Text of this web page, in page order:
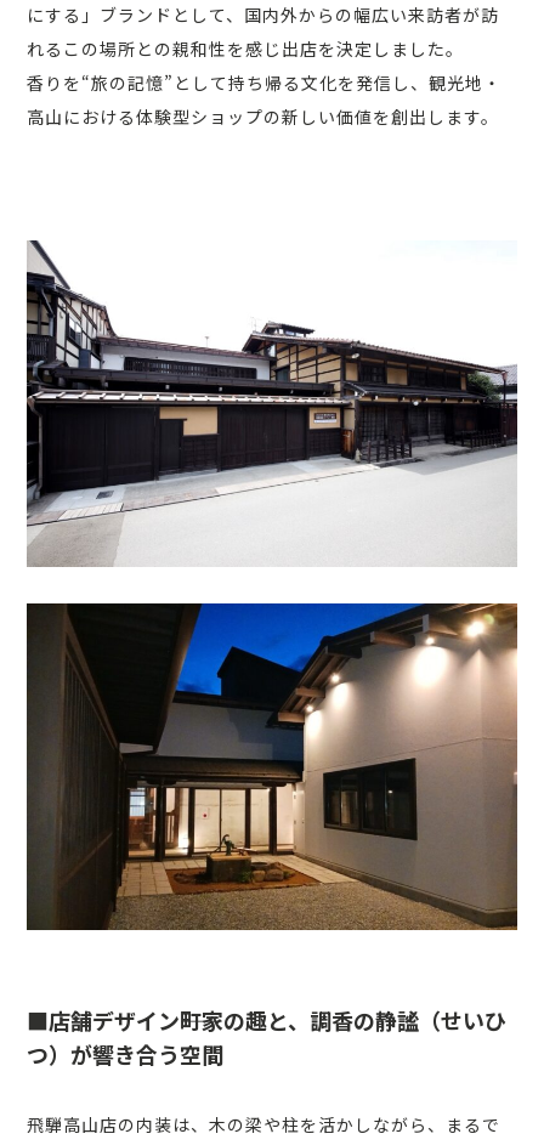
にする」ブランドとして、国内外からの幅広い来訪者が訪
れるこの場所との親和性を感じ出店を決定しました。
香りを“旅の記憶”として持ち帰る文化を発信し、観光地・
高山における体験型ショップの新しい価値を創出します。
■店舗デザイン――町家の趣と、調香の静謐（せいひ
つ）が響き合う空間
飛騨高山店の内装は、木の梁や柱を活かしながら、まるで